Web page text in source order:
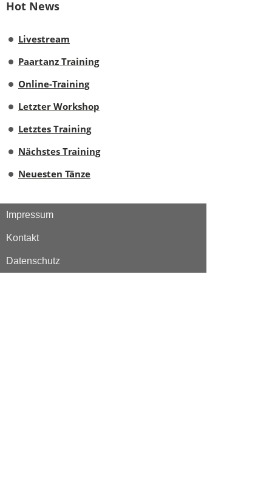
Hot News
Livestream
Paartanz Training
Online-Training
Letzter Workshop
Letztes Training
Nächstes Training
Neuesten Tänze
Impressum
Kontakt
Datenschutz